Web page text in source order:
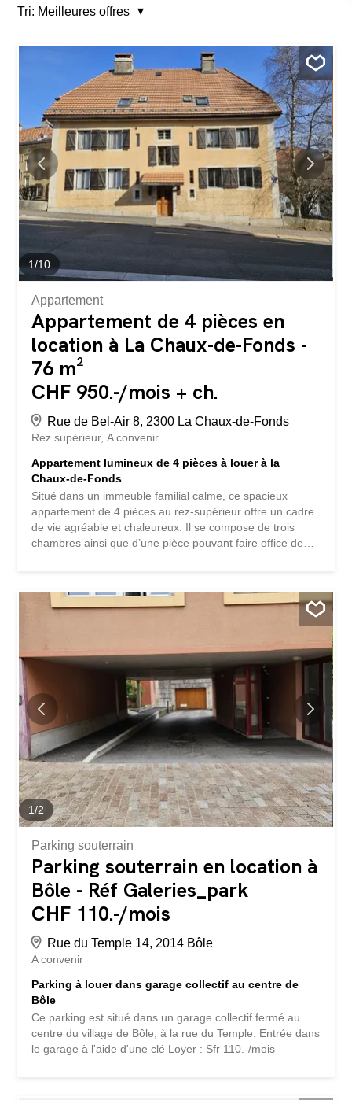
Tri: Meilleures offres
1/10
Appartement
Appartement de 4 pièces en
location à La Chaux-de-Fonds -
76 m²
CHF 950.-/mois + ch.
Rue de Bel-Air 8, 2300 La Chaux-de-Fonds
Rez supérieur A convenir
Appartement lumineux de 4 pièces à louer à la
Chaux-de-Fonds
Situé dans un immeuble familial calme, ce spacieux
appartement de 4 pièces au rez-supérieur offre un cadre
de vie agréable et chaleureux. Il se compose de trois
chambres ainsi que d’une pièce pouvant faire office de
agrémenté d’une cheminée fonctionnelle ainsi que de
poutres apparentes, apportant beaucoup de cachet à
vitrocéramique. La salle de douche comprend une petite
douche, un évier, des toilettes ainsi qu’une armoire
pharmacie. L’appartement se distingue par sa belle
luminosité et son ambiance conviviale. Les locataires
bénéficient d’un agréable jardin commun spacieux, avec
un espace couvert. Un lieu convivial idéal pour se
détendre ou partager des moments entre amis ou en
famille. Disponibilité : à convenir Options de
stationnement ...
1/2
Parking souterrain
Parking souterrain en location à
Bôle - Réf Galeries_park
CHF 110.-/mois
Rue du Temple 14, 2014 Bôle
A convenir
Parking à louer dans garage collectif au centre de
Bôle
Ce parking est situé dans un garage collectif fermé au
centre du village de Bôle, à la rue du Temple. Entrée dans
le garage à l'aide d'une clé Loyer : Sfr 110.-/mois